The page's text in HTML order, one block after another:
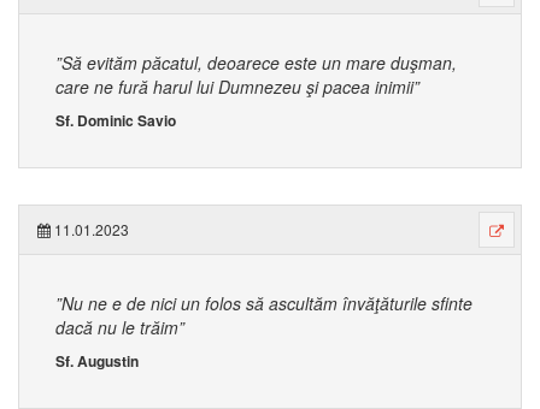
”Să evităm păcatul, deoarece este un mare duşman,
care ne fură harul lui Dumnezeu şi pacea inimii”
Sf. Dominic Savio
11.01.2023
”Nu ne e de nici un folos să ascultăm învăţăturile sfinte
dacă nu le trăim”
Sf. Augustin